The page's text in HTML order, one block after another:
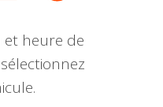
et heure de